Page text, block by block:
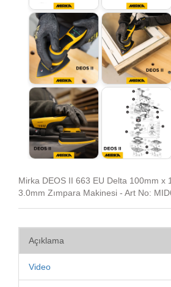
Mirka DEOS II 663 EU Delta 100mm x
3.0mm Zımpara Makinesi - Art No:
Açıklama
Video